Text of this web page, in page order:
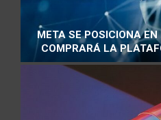
META SE POSICIONA
COMPRARÁ LA